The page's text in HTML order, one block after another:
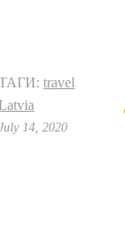
travel
14, 2020